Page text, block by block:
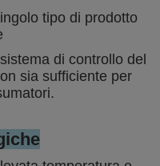
tipo di prodotto
di controllo del
sia sufficiente per